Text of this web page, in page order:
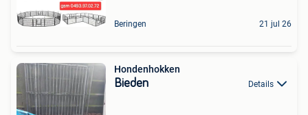
Beringen 21 jul 26
Hondenhokken
Bieden Details